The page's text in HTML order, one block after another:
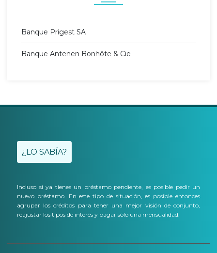
Banque Prigest SA
Banque Antenen Bonhôte & Cie
¿LO SABÍA?
Incluso si ya tienes un préstamo pendiente, es posible pedir un
nuevo préstamo. En este tipo de situación, es posible entonces
agrupar los créditos para tener una mejor visión de conjunto,
reajustar los tipos de interés y pagar sólo una mensualidad.